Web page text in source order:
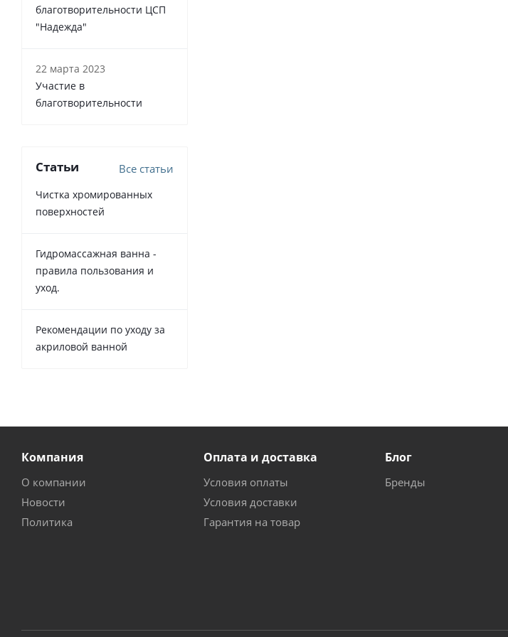
благотворительности ЦСП
"Надежда"
22 марта 2023
Участие в
благотворительности
Статьи Все статьи
Чистка хромированных
поверхностей
Гидромассажная ванна -
правила пользования и
уход.
Рекомендации по уходу за
акриловой ванной
Компания
О компании
Новости
Политика
Оплата и доставка
Условия оплаты
Условия доставки
Гарантия на товар
Блог
Бренды